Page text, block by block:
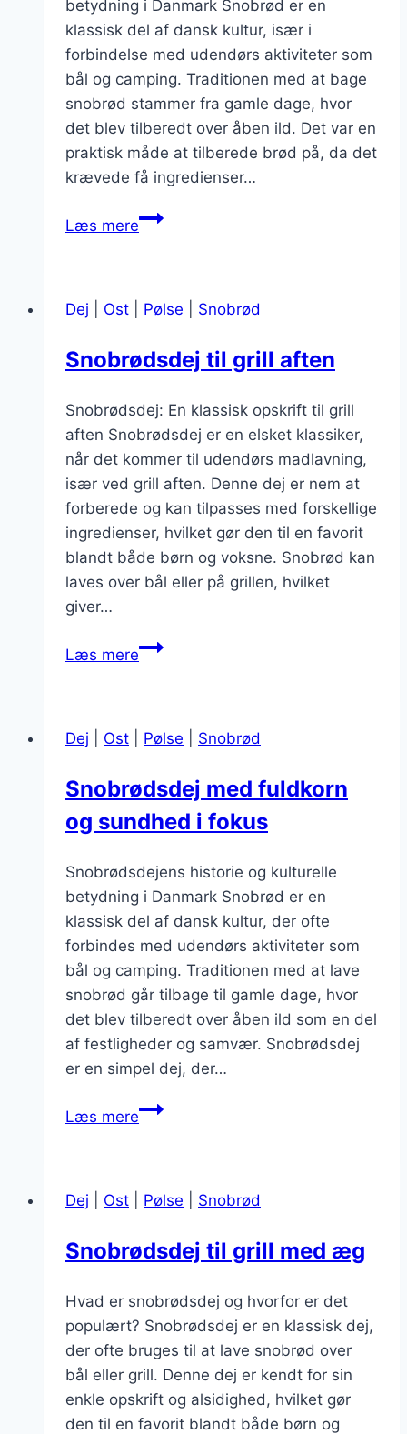
betydning i Danmark Snobrød er en
klassisk del af dansk kultur, især i
forbindelse med udendørs aktiviteter som
bål og camping. Traditionen med at bage
snobrød stammer fra gamle dage, hvor
det blev tilberedt over åben ild. Det var en
praktisk måde at tilberede brød på, da det
krævede få ingredienser…
Læs mereSnobrødsdej
bagning
Dej Ost Pølse Snobrød
Snobrødsdej til grill aften
Snobrødsdej: En klassisk opskrift til grill
aften Snobrødsdej er en elsket klassiker,
når det kommer til udendørs madlavning,
især ved grill aften. Denne dej er nem at
forberede og kan tilpasses med forskellige
ingredienser, hvilket gør den til en favorit
blandt både børn og voksne. Snobrød kan
laves over bål eller på grillen, hvilket
giver…
Læs mereSnobrødsdej
Dej
Ost Pølse Snobrød
Snobrødsdej med fuldkorn
og sundhed i fokus
Snobrødsdejens historie og kulturelle
betydning i Danmark Snobrød er en
klassisk del af dansk kultur, der ofte
forbindes med udendørs aktiviteter som
bål og camping. Traditionen med at lave
snobrød går tilbage til gamle dage, hvor
det blev tilberedt over åben ild som en del
af festligheder og samvær. Snobrødsdej
er en simpel dej, der…
Læs mereSnobrødsdej
sundhed
fokus
Dej Ost Pølse Snobrød
Snobrødsdej til grill med æg
Hvad er snobrødsdej og hvorfor er det
populært? Snobrødsdej er en klassisk dej,
der ofte bruges til at lave snobrød over
bål eller grill. Denne dej er kendt for sin
enkle opskrift og alsidighed, hvilket gør
den til en favorit blandt både børn og